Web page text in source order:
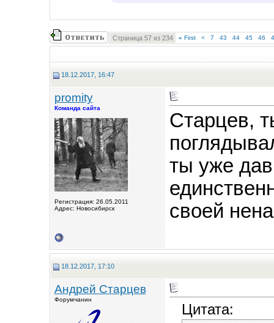
Страница 57 из 234 « First < 7 43 44 45 46
18.12.2017, 16:47
promity
Команда сайта
Регистрация: 26.05.2011
Адрес: Новосибирск
Старцев,
ты уже
своей
18.12.2017, 17:10
Андрей Старцев
Форумчанин
Цитата: